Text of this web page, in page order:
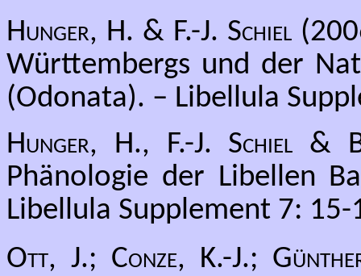
Hunger, H. & F.-J. Schiel
Württembergs und der
(Odonata). – Libellula
Hunger, H., F.-J. Schiel &
Phänologie der Libellen
Libellula Supplement 7: 15-
Ott, J.; Conze, K.-J.;